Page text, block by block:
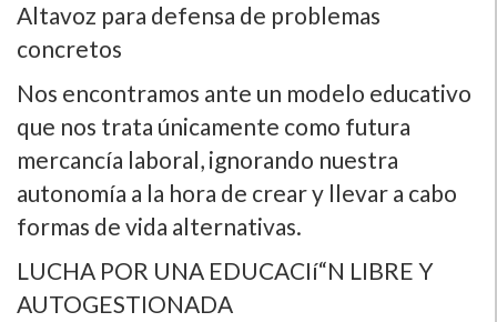
Altavoz para defensa de problemas
concretos
Nos encontramos ante un modelo educativo
que nos trata únicamente como futura
mercancí­a laboral, ignorando nuestra
autonomí­a a la hora de crear y llevar a cabo
formas de vida alternativas.
LUCHA POR UNA EDUCACIí“N LIBRE Y
AUTOGESTIONADA